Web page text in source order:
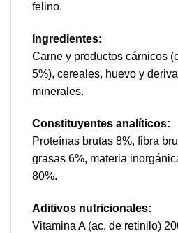
felino.
Ingredientes:
Carne y productos cárnicos
5%), cereales, huevo y
minerales.
Constituyentes analíticos:
Proteínas brutas 8%, fibra
grasas 6%, materia
80%.
Aditivos nutricionales:
Vitamina A (ac. de retinilo)